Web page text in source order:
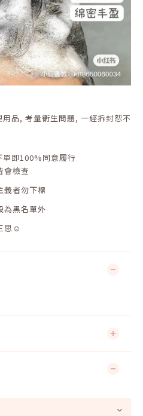
用品, 考量衛生問題, 一經拆封恕不
單即100%同意履行
會檢查
義者勿下標
為黑名單外
思☺